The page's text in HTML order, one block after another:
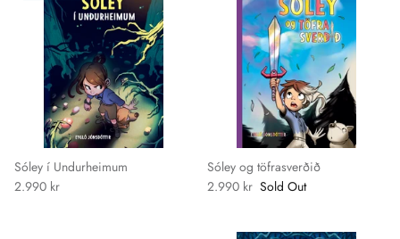
Sóley í Undurheimum
2.990 kr
Sóley og töfrasverðið
2.990 kr Sold Out